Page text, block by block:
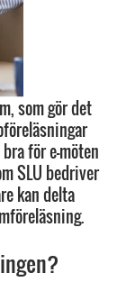
som gör det
för e-möten
SLU bedriver
kan delta